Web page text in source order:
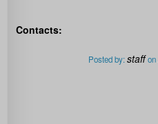
Contacts:
Posted by:staff on